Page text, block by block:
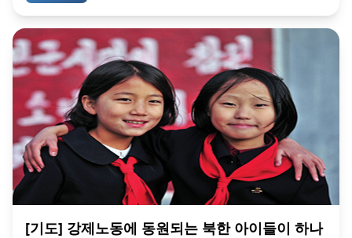
[기도] 강제노동에 동원되는 북한 아이들이 하나